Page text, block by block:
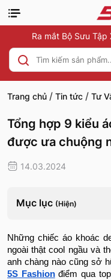
Ra mắt Bộ Sưu
Trang chủ / Tin tức / Tư
Tổng hợp 9 kiểu
được ưa chuộng
14.03.2024
Mục lục (Hiện)
Những chiếc áo khoác
ngoài thật cool ngầu và
anh chàng nào cũng sở
5S Fashionđiểm qua